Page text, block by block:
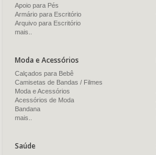
Apoio para Pés
Armário para Escritório
Arquivo para Escritório
mais..
Moda e Acessórios
Calçados para Bebê
Camisetas de Bandas / Filmes
Moda e Acessórios
Acessórios de Moda
Bandana
mais..
Saúde